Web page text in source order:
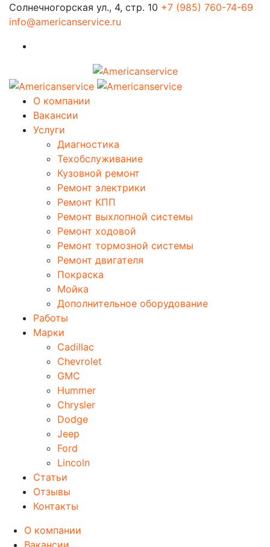
Солнечногорская ул., 4, стр. 10 +7 (985) 760-74-69
info@americanservice.ru
О компании
Вакансии
Услуги
Диагностика
Техобслуживание
Кузовной ремонт
Ремонт электрики
Ремонт КПП
Ремонт выхлопной системы
Ремонт ходовой
Ремонт тормозной системы
Ремонт двигателя
Покраска
Мойка
Дополнительное оборудование
Работы
Марки
Cadillac
Chevrolet
GMC
Hummer
Chrysler
Dodge
Jeep
Ford
Lincoln
Статьи
Отзывы
Контакты
О компании